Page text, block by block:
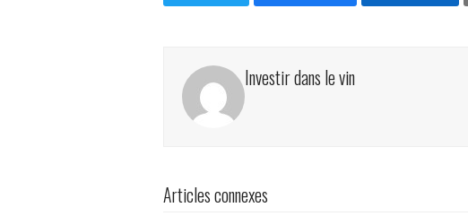
Investir dans le vin
Articles connexes